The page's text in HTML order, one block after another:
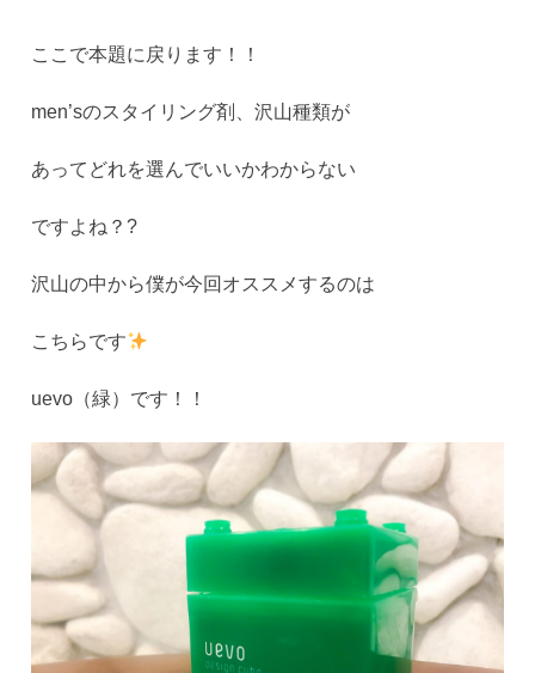
ここで本題に戻ります！！
men’sのスタイリング剤、沢山種類が
あってどれを選んでいいかわからない
ですよね？?
沢山の中から僕が今回オススメするのは
こちらです
uevo（緑）です！！